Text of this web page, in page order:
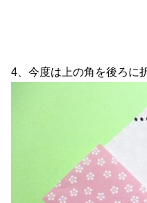
4、今度は上の角を後ろに